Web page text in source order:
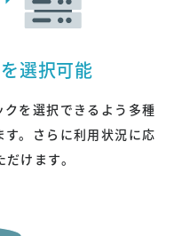
選択可能
を選択できるよう多種
。さらに利用状況に応
けます。
支払い